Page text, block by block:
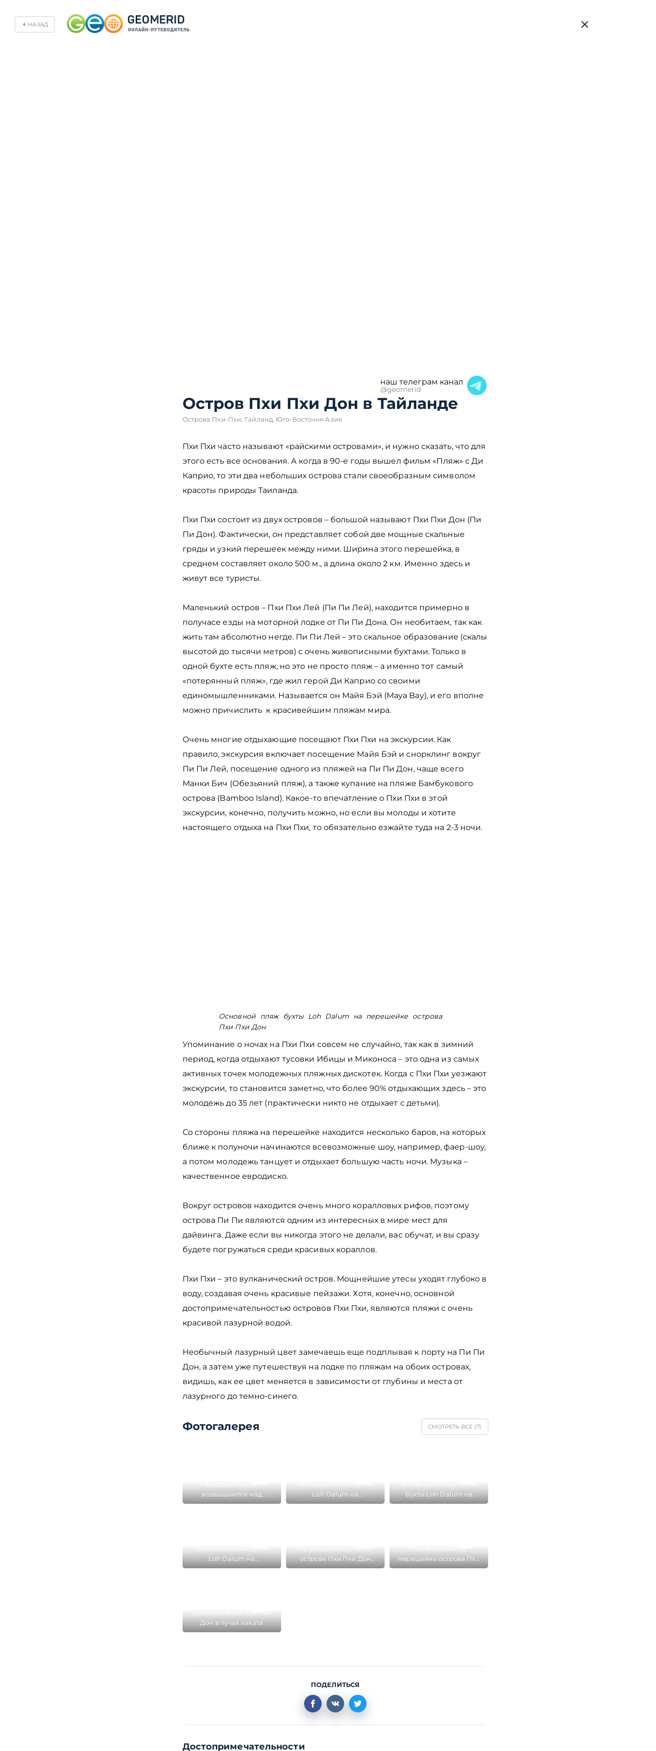
НАЗАД
наш телеграм канал
@geomerid
Остров Пхи Пхи Дон в Тайланде
Острова Пхи-Пхи,Тайланд, Юго-Восточня Азия
Пхи Пхи часто называют «райскими островами», и нужно сказать, что для
этого есть все основания. А когда в 90-е годы вышел фильм «Пляж» с Ди
Каприо, то эти два небольших острова стали своеобразным символом
красоты природы Таиланда.
Пхи Пхи состоит из двух островов – большой называют Пхи Пхи Дон (Пи
Пи Дон). Фактически, он представляет собой две мощные скальные
гряды и узкий перешеек между ними. Ширина этого перешейка, в
среднем составляет около 500 м., а длина около 2 км. Именно здесь и
живут все туристы.
Маленький остров – Пхи Пхи Лей (Пи Пи Лей), находится примерно в
получасе езды на моторной лодке от Пи Пи Дона. Он необитаем, так как
жить там абсолютно негде. Пи Пи Лей – это скальное образование (скалы
высотой до тысячи метров) с очень живописными бухтами. Только в
одной бухте есть пляж, но это не просто пляж – а именно тот самый
«потерянный пляж», где жил герой Ди Каприо со своими
единомышленниками. Называется он Майя Бэй (Maya Bay), и его вполне
можно причислить к красивейшим пляжам мира.
Очень многие отдыхающие посещают Пхи Пхи на экскурсии. Как
правило, экскурсия включает посещение Майя Бэй и снорклинг вокруг
Пи Пи Лей, посещение одного из пляжей на Пи Пи Дон, чаще всего
Манки Бич (Обезьяний пляж), а также купание на пляже Бамбукового
острова (Bamboo Island). Какое-то впечатление о Пхи Пхи в этой
экскурсии, конечно, получить можно, но если вы молоды и хотите
настоящего отдыха на Пхи Пхи, то обязательно езжайте туда на 2-3 ночи.
Основной пляж бухты Loh Dalum на перешейке острова
Пхи Пхи Дон
Упоминание о ночах на Пхи Пхи совсем не случайно, так как в зимний
период, когда отдыхают тусовки Ибицы и Миконоса – это одна из самых
активных точек молодежных пляжных дискотек. Когда с Пхи Пхи уезжают
экскурсии, то становится заметно, что более 90% отдыхающих здесь – это
молодежь до 35 лет (практически никто не отдыхает с детьми).
Со стороны пляжа на перешейке находится несколько баров, на которых
ближе к полуночи начинаются всевозможные шоу, например, фаер-шоу,
а потом молодежь танцует и отдыхает большую часть ночи. Музыка –
качественное евродиско.
Вокруг островов находится очень много коралловых рифов, поэтому
острова Пи Пи являются одним из интересных в мире мест для
дайвинга. Даже если вы никогда этого не делали, вас обучат, и вы сразу
будете погружаться среди красивых кораллов.
Пхи Пхи – это вулканический остров. Мощнейшие утесы уходят глубоко в
воду, создавая очень красивые пейзажи. Хотя, конечно, основной
достопримечательностью островов Пхи Пхи, являются пляжи с очень
красивой лазурной водой.
Необычный лазурный цвет замечаешь еще подплывая к порту на Пи Пи
Дон, а затем уже путешествуя на лодке по пляжам на обоих островах,
видишь, как ее цвет меняется в зависимости от глубины и места от
лазурного до темно-синего.
Фотогалерея СМОТРЕТЬ ВСЕ (7)
возвышаются над
песчаным перешейком
Loh Dalum на
перешейке острова Пхи
Бухты Loh Dalum на
перешейке острова Пхи
Loh Dalum на
перешейке острова Пхи
острове Пхи Пхи Дон
много кафе и
перешейке острова Пхи
Пхи Дон
Дон в лучах заката
ПОДЕЛИТЬСЯ
Достопримечательности